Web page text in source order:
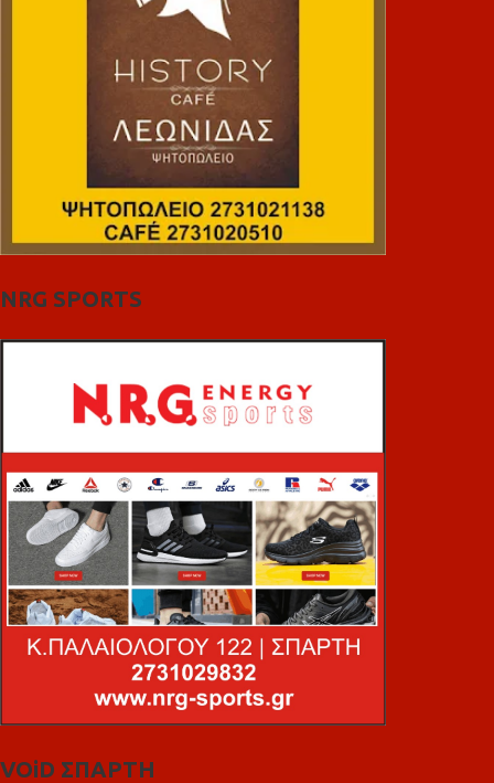
NRG SPORTS
VOiD ΣΠΑΡΤΗ